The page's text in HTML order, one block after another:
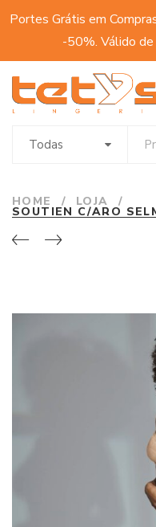
Portes Grátis em
-50%. Válido
Todas
HOME / LOJA /
SOUTIEN C/ARO